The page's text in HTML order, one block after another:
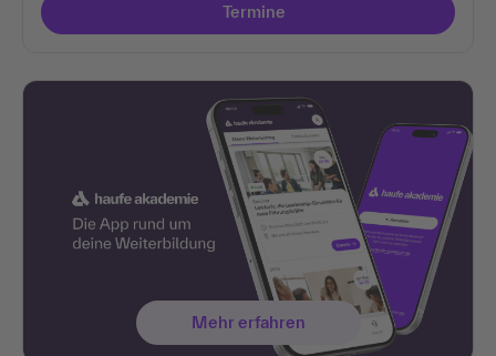
Termine
Mehr erfahren